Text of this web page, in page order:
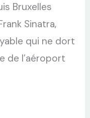
Bruxelles
Sinatra,
qui ne dort
de l’aéroport